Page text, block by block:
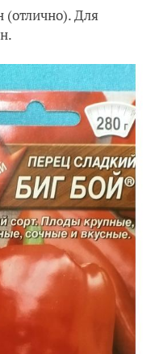
(отлично). Для